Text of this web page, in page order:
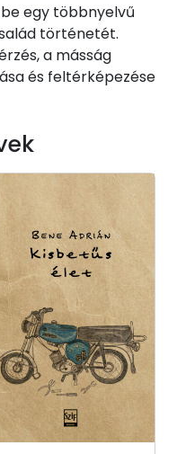
egy többnyelvű
történetét.
a másság
és feltérképezése